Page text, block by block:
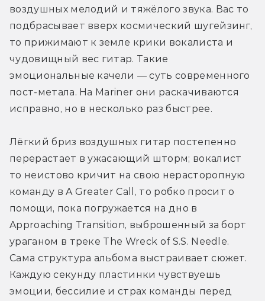
воздушных мелодий и тяжёлого звука. Вас то
подбрасывает вверх космический шугейзинг,
то прижимают к земле крики вокалиста и
чудовищный вес гитар. Такие
эмоциональные качели — суть современного
пост-метала. На Mariner они раскачиваются
исправно, но в несколько раз быстрее.
Лёгкий бриз воздушных гитар постепенно
перерастает в ужасающий шторм; вокалист
то неистово кричит на свою нерасторопную
команду в A Greater Call, то робко просит о
помощи, пока погружается на дно в
Approaching Transition, выброшенный за борт
ураганом в треке The Wreck of S.S. Needle.
Сама структура альбома выстраивает сюжет.
Каждую секунду пластинки чувствуешь
эмоции, бессилие и страх команды перед